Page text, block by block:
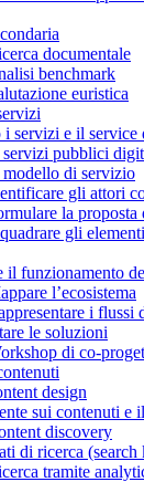
documentale
benchmark
euristica
i servizi e il service
servizi pubblici
di servizio
gli attori
la proposta
gli
il funzionamento
l’ecosistema
i flussi
le soluzioni
di co-
design
sui contenuti e
discovery
di ricerca (search
tramite